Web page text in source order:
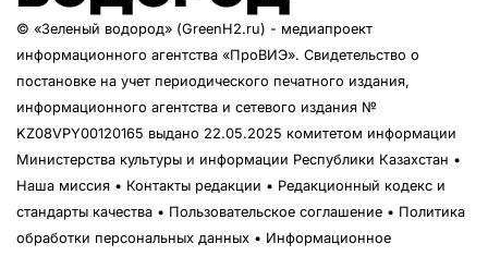
© «Зеленый водород» (GreenH2.ru) - медиапроект
информационного агентства «ПроВИЭ». Свидетельство о
постановке на учет периодического печатного издания,
информационного агентства и сетевого издания №
KZ08VPY00120165 выдано 22.05.2025 комитетом информации
Министерства культуры и информации Республики Казахстан •
Наша миссия • Контакты редакции • Редакционный кодекс и
стандарты качества • Пользовательское соглашение • Политика
обработки персональных данных • Информационное